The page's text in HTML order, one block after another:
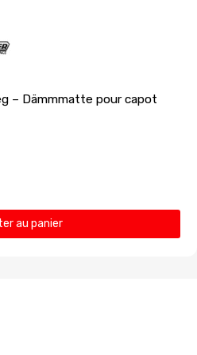
– Dämmmatte pour capot
au panier